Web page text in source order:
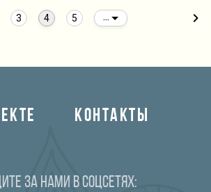
3 4 5
КОНТАКТЫ
за нами в соцсетях: